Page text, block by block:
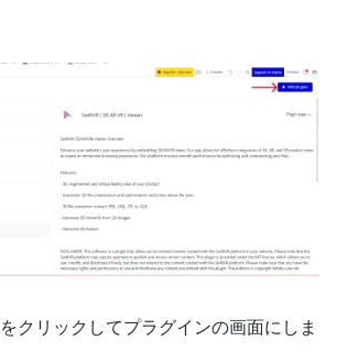
クリックしてプラグインの画面にしま